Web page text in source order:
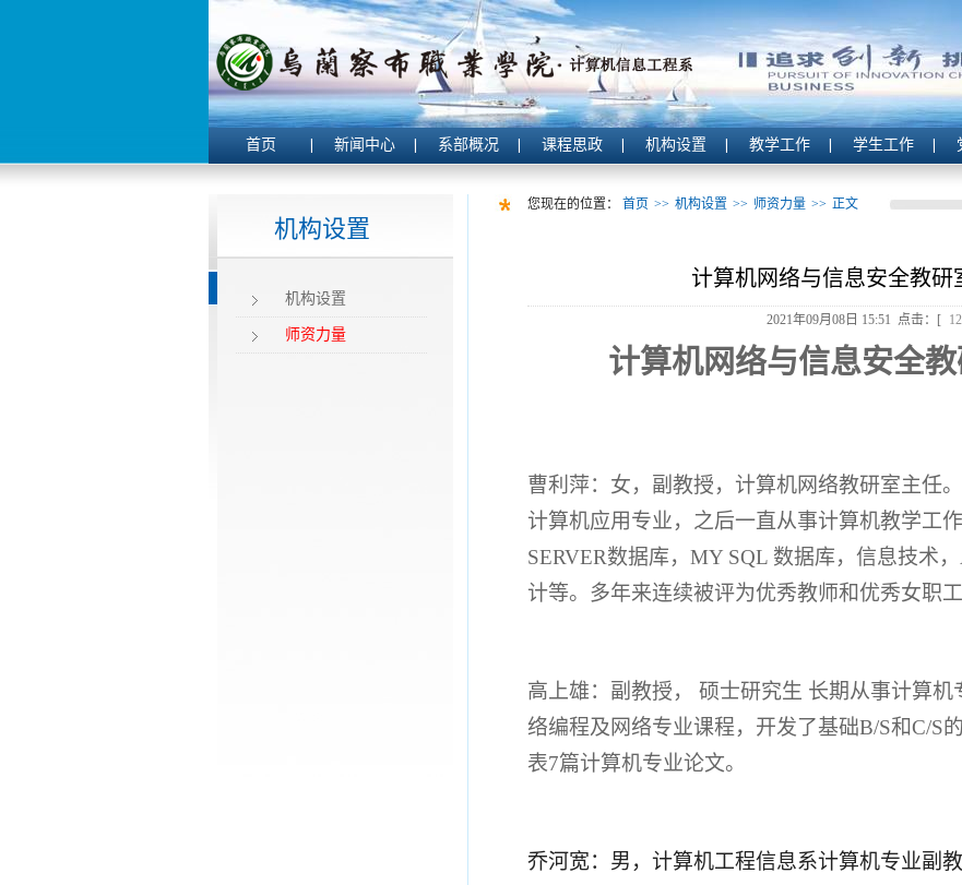
首页 新闻中心 系部概况 课程思政 机构设置 教学工作 学生工作
机构设置
机构设置
师资力量
您现在的位置： 首页 >> 机构设置 >> 师资力量 >> 正文
计算机网络与信息安全教研
2021年09月08日 15:51 点击：[
计算机网络与信息安全
曹利萍：女，副教授，计算机网络教研室主任。
计算机应用专业，之后一直从事计算机教学工
SERVER数据库，MY SQL 数据库，信息技术
计等。多年来连续被评为优秀教师和优秀女职工
高上雄：副教授， 硕士研究生 长期从事计算机
络编程及网络专业课程，开发了基础B/S和C/S
表7篇计算机专业论文。
乔河宽： 男，计算机工程信息系计算机专业副教